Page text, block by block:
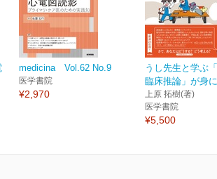
medicina Vol.62 No.9
医学書院
¥2,970
うし先生と学ぶ
臨床推論」が身
上原 拓樹(著)
医学書院
¥5,500